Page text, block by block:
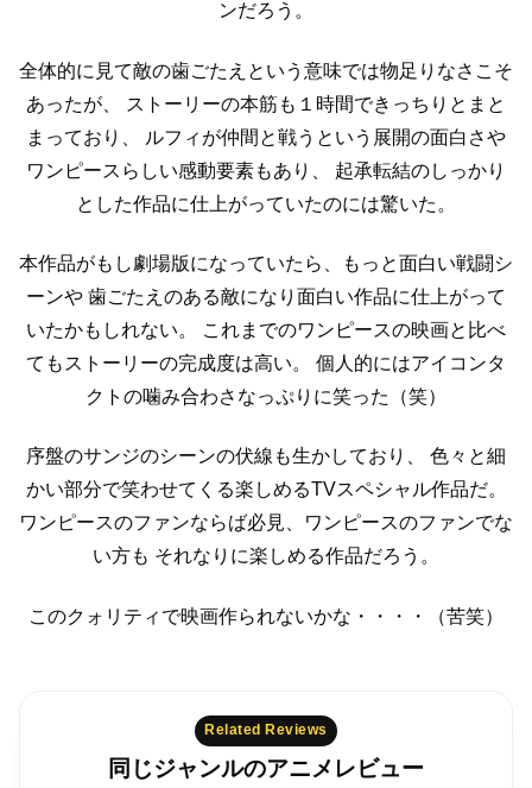
ンだろう。
全体的に見て敵の歯ごたえという意味では物足りなさこそ
あったが、
ストーリーの本筋も１時間できっちりとまと
まっており、
ルフィが仲間と戦うという展開の面白さや
ワンピースらしい感動要素もあり、
起承転結のしっかり
とした作品に仕上がっていたのには驚いた。
本作品がもし劇場版になっていたら、もっと面白い戦闘シ
ーンや 歯ごたえのある敵になり面白い作品に仕上がって
いたかもしれない。
これまでのワンピースの映画と比べ
てもストーリーの完成度は高い。
個人的にはアイコンタ
クトの噛み合わさなっぷりに笑った（笑）
序盤のサンジのシーンの伏線も生かしており、
色々と細
かい部分で笑わせてくる楽しめるTVスペシャル作品だ。
ワンピースのファンならば必見、ワンピースのファンでな
い方も それなりに楽しめる作品だろう。
このクォリティで映画作られないかな・・・・（苦笑）
Related Reviews
同じジャンルのアニメレビュー